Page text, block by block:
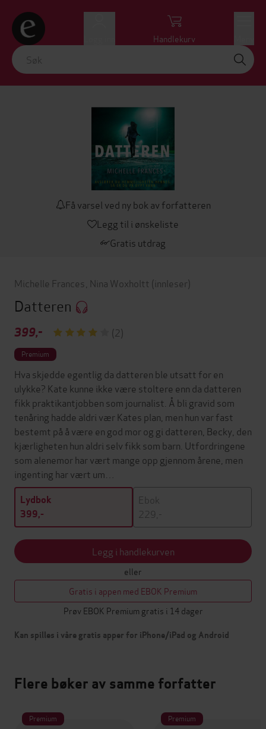
Handlekurv
Få varsel ved ny bok av forfatteren
Legg til i ønskeliste
Gratis utdrag
Michelle Frances Nina Woxholtt (innleser)
Datteren
399,- (2)
Premium
Hva skjedde egentlig da datteren ble utsatt for en
ulykke? Kate kunne ikke være stoltere enn da datteren
fikk praktikantjobben som journalist. Å bli gravid som
tenåring hadde aldri vær Kates plan, men hun var fast
bestemt på å være en god mor og gi datteren, Becky, den
kjærligheten hun aldri selv fikk som barn. Utfordringene
som alenemor har vært mange opp gjennom årene, men
ingenting har vært um…
Lydbok
399,-
Ebok
229,-
Legg i handlekurven
eller
Gratis i appen med EBOK Premium
Prøv EBOK Premium gratis i 14 dager
Kan spilles i våre gratis apper for iPhone/iPad og Android
Flere bøker av samme forfatter
Premium Premium